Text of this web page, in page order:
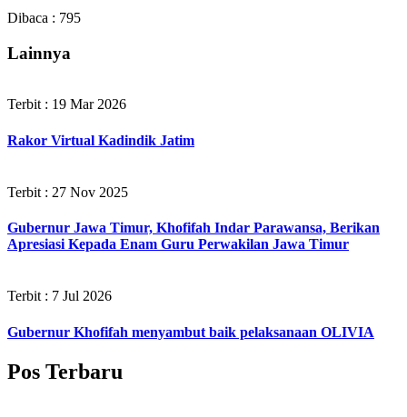
Dibaca : 795
Lainnya
Terbit : 19 Mar 2026
Rakor Virtual Kadindik Jatim
Terbit : 27 Nov 2025
Gubernur Jawa Timur, Khofifah Indar Parawansa, Berikan
Apresiasi Kepada Enam Guru Perwakilan Jawa Timur
Terbit : 7 Jul 2026
Gubernur Khofifah menyambut baik pelaksanaan OLIVIA
Pos Terbaru